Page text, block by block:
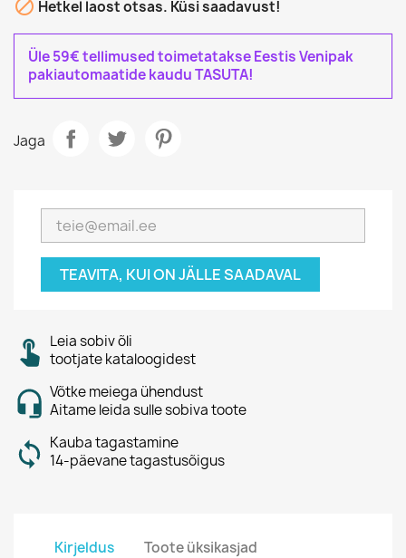
 Hetkel laost otsas. Küsi saadavust!
Üle 59€ tellimused toimetatakse Eestis Venipak
pakiautomaatide kaudu TASUTA!
Jaga
TEAVITA, KUI ON JÄLLE SAADAVAL
Leia sobiv õli
tootjate kataloogidest
Võtke meiega ühendust
Aitame leida sulle sobiva toote
Kauba tagastamine
14-päevane tagastusõigus
Kirjeldus Toote üksikasjad